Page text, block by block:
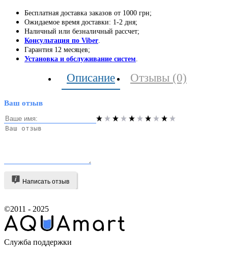
Бесплатная доставка заказов от 1000 грн;
Ожидаемое время доставки: 1-2 дня;
Наличный или безналичный рассчет;
Консультация по Viber
Гарантия 12 месяцев;
Установка и обслуживание систем
Описание Отзывы (0)
Ваш отзыв
Написать отзыв
©2011 - 2025
Служба поддержки